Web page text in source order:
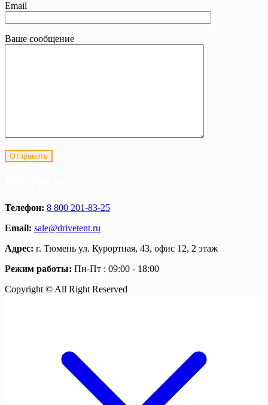
Email
Ваше сообщение
Телефон: 8 800 201-83-25
Email: sale@drivetent.ru
Адрес: г. Тюмень ул. Курортная, 43, офис 12, 2 этаж
Режим работы: Пн-Пт : 09:00 - 18:00
Copyright © All Right Reserved